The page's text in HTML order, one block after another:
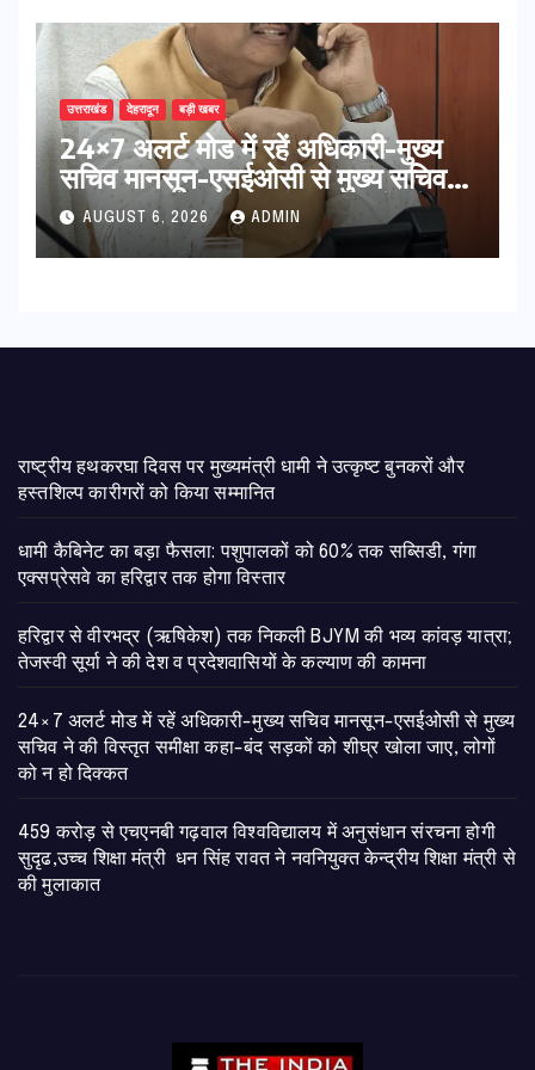
उत्तराखंड देहरादून बड़ी खबर
24×7 अलर्ट मोड में रहें अधिकारी-मुख्य
सचिव मानसून-एसईओसी से मुख्य सचिव ने
की विस्तृत समीक्षा कहा-बंद सड़कों को
शीघ्र खोला जाए, लोगों को न हो दिक्कत
AUGUST 6, 2026 ADMIN
राष्ट्रीय हथकरघा दिवस पर मुख्यमंत्री धामी ने उत्कृष्ट बुनकरों और
हस्तशिल्प कारीगरों को किया सम्मानित
​धामी कैबिनेट का बड़ा फैसला: पशुपालकों को 60% तक सब्सिडी, गंगा
एक्सप्रेसवे का हरिद्वार तक होगा विस्तार
​हरिद्वार से वीरभद्र (ऋषिकेश) तक निकली BJYM की भव्य कांवड़ यात्रा;
तेजस्वी सूर्या ने की देश व प्रदेशवासियों के कल्याण की कामना
24×7 अलर्ट मोड में रहें अधिकारी-मुख्य सचिव मानसून-एसईओसी से मुख्य
सचिव ने की विस्तृत समीक्षा कहा-बंद सड़कों को शीघ्र खोला जाए, लोगों
को न हो दिक्कत
459 करोड़ से एचएनबी गढ़वाल विश्वविद्यालय में अनुसंधान संरचना होगी
सुदृढ,उच्च शिक्षा मंत्री धन सिंह रावत ने नवनियुक्त केन्द्रीय शिक्षा मंत्री से
की मुलाकात